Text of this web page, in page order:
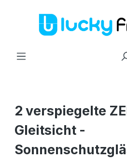
Zum Hauptinhalt springen
2 verspiegelte
Gleitsicht -